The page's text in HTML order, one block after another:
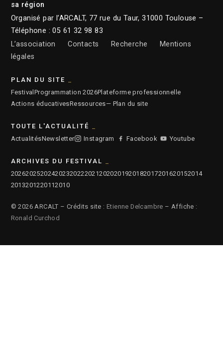
sa région
Organisé par l’ARCALT, 77 rue du Taur, 31000 Toulouse –
Téléphone : 05 61 32 98 83
L’association
Contacts Recherche
Mentions
légales
PLAN DU SITE
Festival Programmation 2026Plateforme professionnelle
Actions éducativesRessources— Plan du site
TOUTE L'ACTUALITÉ
ActualitésNewsletter Instagram Facebook Youtube
ARCHIVES DU FESTIVAL
2026202520242023202220212020201920182017201620152014
2013201220112010
© 2026 ARCALT – Crédits site : Etienne Delcambre – Affiche :
Ronald Curchod